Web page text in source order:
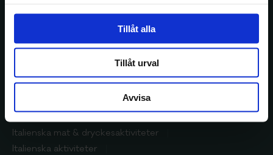
Tillåt alla
Tillåt urval
Avvisa
KonferensStartsida
Aktuella erbjudande
Konferenslokaler
Svenska Möten
Italienska mat & dryckesaktiviteter
Italienska aktiviteter